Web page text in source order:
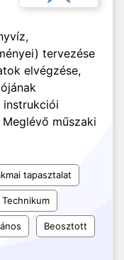
tervezése
elvégzése,
instrukciói
műszaki
tapasztalat
Technikum
Beosztott